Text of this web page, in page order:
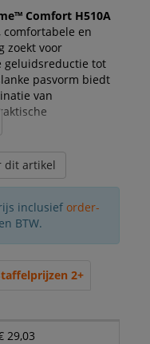
Comfort H510A
en
zoekt voor
geluidsreductie tot
pasvorm biedt
van
dit artikel
inclusief order-
en BTW.
2+
29,03